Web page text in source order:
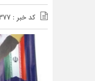
کد خبر : 4377